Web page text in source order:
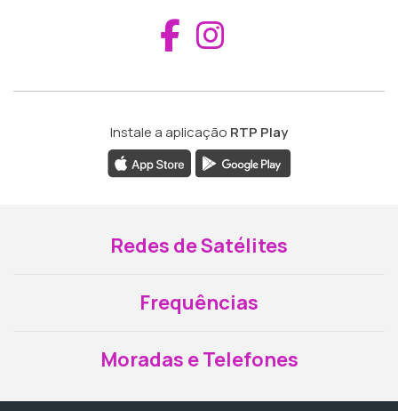
Aceder ao
Instale a aplicação RTP Play
Redes de Satélites
Frequências
Moradas e Telefones